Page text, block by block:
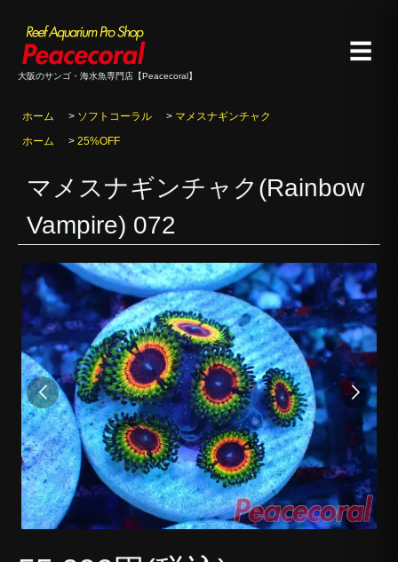
大阪のサンゴ・海水魚専門店【Peacecoral】
☰
ホーム > ソフトコーラル > マメスナギンチャク
ホーム
> 25%OFF
マメスナギンチャク(Rainbow
Vampire) 072